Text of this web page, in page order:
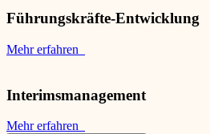
Führungskräfte-Entwicklung
Mehr erfahren
Interimsmanagement
Mehr erfahren